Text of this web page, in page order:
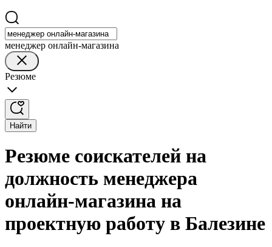
менеджер онлайн-магазина
Резюме
Найти
Резюме соискателей на
должность менеджера
онлайн-магазина на
проектную работу в Балезине